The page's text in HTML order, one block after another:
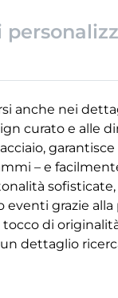
anche nei
curato e alle
garantisce
– e
grazie
di
dettaglio